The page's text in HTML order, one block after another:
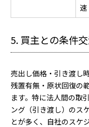
速
5. 買主との条件
売出し価格・引き渡し
残置有無・原状回復の
ます。特に法人間の取
ング（引き渡し）のス
とが多く、自社のスケ